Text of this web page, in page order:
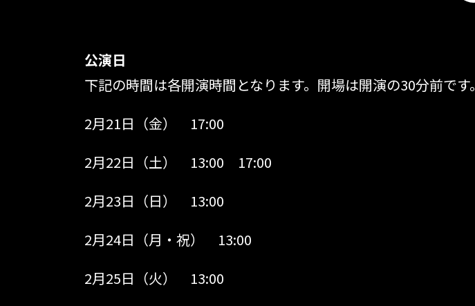
公演日
下記の時間は各開演時間となります。開場は開演の30分前です。
2月21日（金） 17:00
2月22日（土） 13:00 17:00
2月23日（日） 13:00
2月24日（月・祝） 13:00
2月25日（火） 13:00